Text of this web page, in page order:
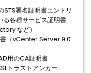
署名証明書エントリ
る各種サービス証明書
など）
（vCenter Server 9.0
用のCA証明書
トラストアンカー